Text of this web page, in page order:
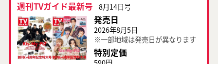
週刊TVガイド最新号 8月14日号
発売日
2026年8月5日
※一部地域は発売日が異なります
特別定価